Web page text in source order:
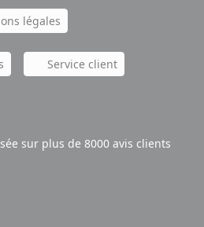
légales
Service client
sur plus de 8000 avis clients